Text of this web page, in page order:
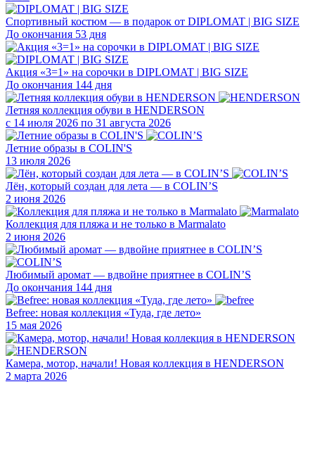
Спортивный костюм — в подарок от DIPLOMAT | BIG SIZE
До окончания 53 дня
Акция «3=1» на сорочки в DIPLOMAT | BIG SIZE
До окончания 144 дня
Летняя коллекция обуви в HENDERSON
с 14 июля 2026 по 31 августа 2026
Летние образы в COLIN'S
13 июля 2026
Лён, который создан для лета — в COLIN’S
2 июня 2026
Коллекция для пляжа и не только в Marmalato
2 июня 2026
Любимый аромат — вдвойне приятнее в COLIN’S
До окончания 144 дня
Befree: новая коллекция «Туда, где лето»
15 мая 2026
Камера, мотор, начали! Новая коллекция в HENDERSON
2 марта 2026